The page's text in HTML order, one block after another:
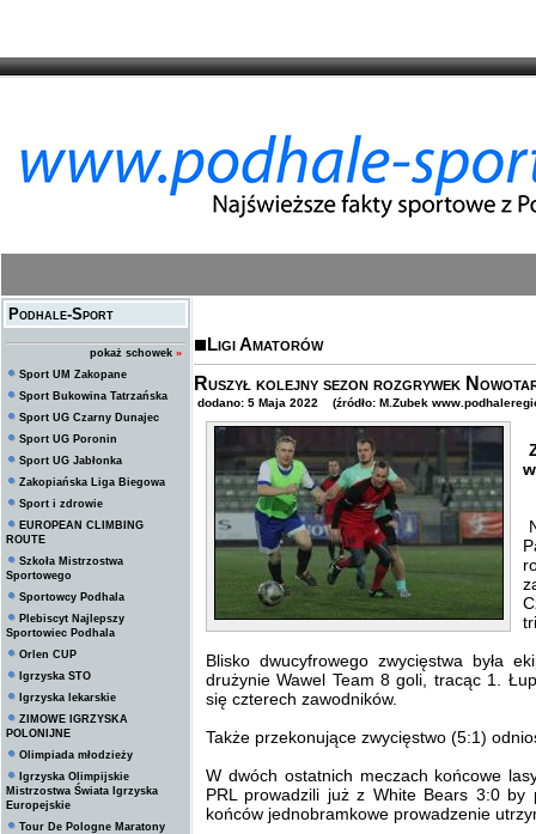
Podhale-Sport
pokaż schowek »
Sport UM Zakopane
Sport Bukowina Tatrzańska
Sport UG Czarny Dunajec
Sport UG Poronin
Sport UG Jabłonka
Zakopiańska Liga Biegowa
Sport i zdrowie
EUROPEAN CLIMBING
ROUTE
Szkoła Mistrzostwa
Sportowego
Sportowcy Podhala
Plebiscyt Najlepszy
Sportowiec Podhala
Orlen CUP
Igrzyska STO
Igrzyska lekarskie
ZIMOWE IGRZYSKA
POLONIJNE
Olimpiada młodzieży
Igrzyska Olimpijskie
Mistrzostwa Świata Igrzyska
Europejskie
Tour De Pologne Maratony
Ligi Amatorów
Ruszył kolejny sezon rozgrywek
dodano: 5 Maja 2022 (źródło: M.Zubek
Blisko dwucyfrowego zwycięstwa była
drużynie Wawel Team 8 goli, tracąc 1.
się czterech zawodników.
Także przekonujące zwycięstwo (5:1)
W dwóch ostatnich meczach końcowe
PRL prowadzili już z White Bears 3:0
końców jednobramkowe prowadzenie